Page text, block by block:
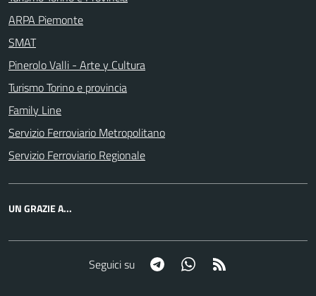
ARPA Piemonte
SMAT
Pinerolo Valli - Arte y Cultura
Turismo Torino e provincia
Family Line
Servizio Ferroviario Metropolitano
Servizio Ferroviario Regionale
UN GRAZIE A...
Seguici su Telegram Whatsapp